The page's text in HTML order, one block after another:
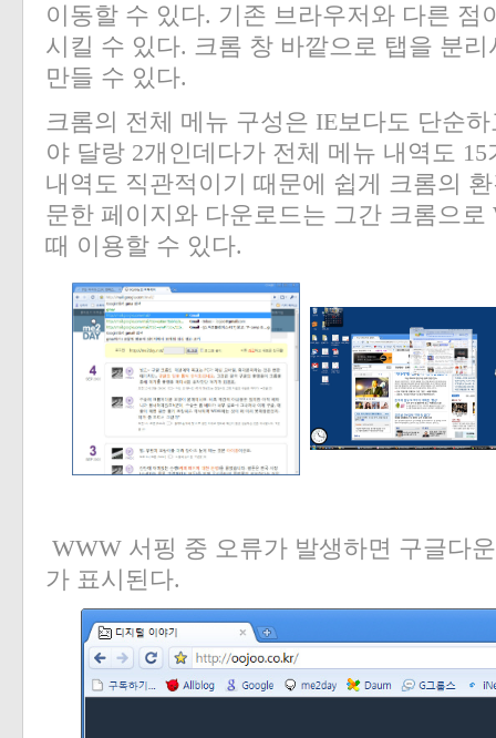
이동할 수 있다. 기존 브라우저와 다른 점
시킬 수 있다. 크롬 창 바깥으로 탭을 분
만들 수 있다.
크롬의 전체 메뉴 구성은 IE보다도 단순
야 달랑 2개인데다가 전체 메뉴 내역도 15
내역도 직관적이기 때문에 쉽게 크롬의
문한 페이지와 다운로드는 그간 크롬으로
때 이용할 수 있다.
WWW 서핑 중 오류가 발생하면 구글다
가 표시된다.